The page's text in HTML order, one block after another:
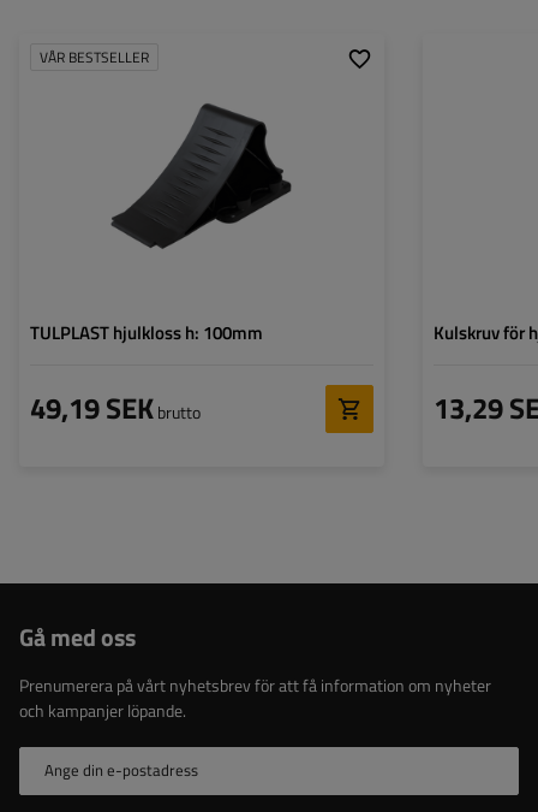
VÅR BESTSELLER
TULPLAST hjulkloss h: 100mm
49,19 SEKbrutto
Kulskruv för
13,29
Gå med oss
Prenumerera på vårt nyhetsbrev för att få information om nyheter
och kampanjer löpande.
Ange din e-postadress